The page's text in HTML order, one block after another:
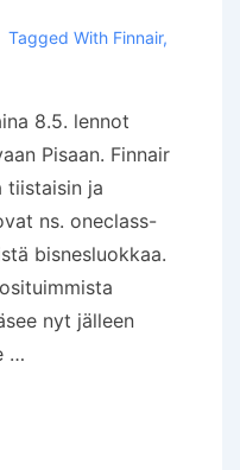
Tagged With Finnair,
8.5. lennot
Pisaan. Finnair
tiistaisin ja
ns. oneclass-
bisnesluokkaa.
nyt jälleen
…